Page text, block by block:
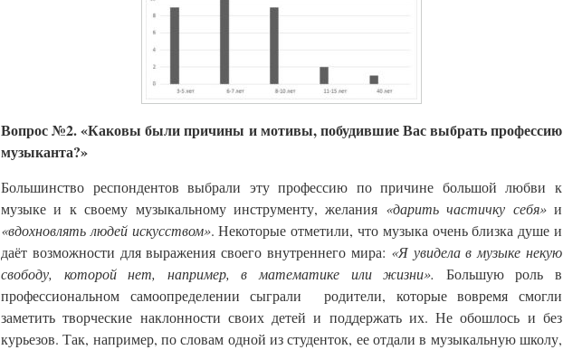
Вопрос №2. «Каковы были причины и мотивы, побудившие Вас выбрать профессию
музыканта?»
Большинство респондентов выбрали эту профессию по причине большой любви к
музыке и к своему музыкальному инструменту, желания «дарить частичку себя»и
«вдохновлять людей искусством». Некоторые отметили, что музыка очень близка душе и
даёт возможности для выражения своего внутреннего мира: «Я увидела в музыке некую
свободу, которой нет, например, в математике или жизни». Большую роль в
профессиональном самоопределении сыграли родители, которые вовремя смогли
заметить творческие наклонности своих детей и поддержать их. Не обошлось и без
курьезов. Так, например, по словам одной из студенток, ее отдали в музыкальную школу,